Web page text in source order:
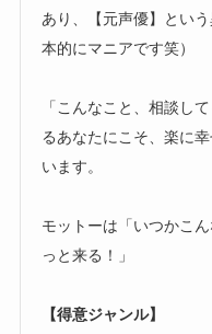
あり、【元声優】とい
本的にマニアです笑）
「こんなこと、相談し
るあなたにこそ、楽に
います。
モットーは「いつかこ
っと来る！」
【得意ジャンル】